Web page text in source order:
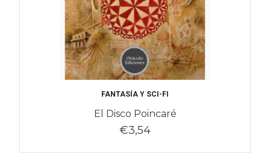
FANTASÍA Y SCI-FI
El Disco Poincaré
€3,54